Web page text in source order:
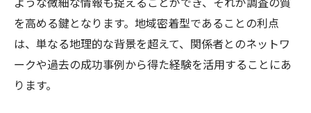
を高める鍵となります。地域密着型であることの利点
は、単なる地理的な背景を超えて、関係者とのネットワ
ークや過去の成功事例から得た経験を活用することにあ
ります。